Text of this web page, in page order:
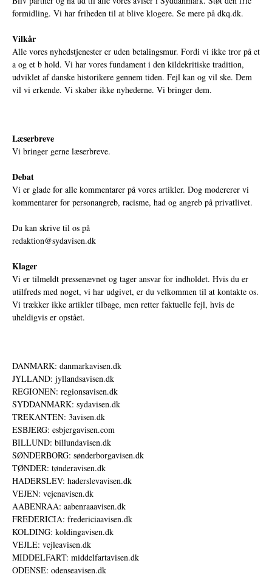
formidling. Vi har friheden til at blive klogere. Se mere på dkq.dk.
Vilkår
Alle vores nyhedstjenester er uden betalingsmur. Fordi vi ikke tror på et
a og et b hold. Vi har vores fundament i den kildekritiske tradition,
udviklet af danske historikere gennem tiden. Fejl kan og vil ske. Dem
vil vi erkende. Vi skaber ikke nyhederne. Vi bringer dem.
Læserbreve
Vi bringer gerne læserbreve.
Debat
Vi er glade for alle kommentarer på vores artikler. Dog modererer vi
kommentarer for personangreb, racisme, had og angreb på privatlivet.
Du kan skrive til os på
redaktion@sydavisen.dk
Klager
Vi er tilmeldt pressenævnet og tager ansvar for indholdet. Hvis du er
utilfreds med noget, vi har udgivet, er du velkommen til at kontakte os.
Vi trækker ikke artikler tilbage, men retter faktuelle fejl, hvis de
uheldigvis er opstået.
DANMARK: danmarkavisen.dk
JYLLAND: jyllandsavisen.dk
REGIONEN: regionsavisen.dk
SYDDANMARK: sydavisen.dk
TREKANTEN: 3avisen.dk
ESBJERG: esbjergavisen.com
BILLUND: billundavisen.dk
SØNDERBORG: sønderborgavisen.dk
TØNDER: tønderavisen.dk
HADERSLEV: haderslevavisen.dk
VEJEN: vejenavisen.dk
AABENRAA: aabenraaavisen.dk
FREDERICIA: fredericiaavisen.dk
KOLDING: koldingavisen.dk
VEJLE: vejleavisen.dk
MIDDELFART: middelfartavisen.dk
ODENSE: odenseavisen.dk